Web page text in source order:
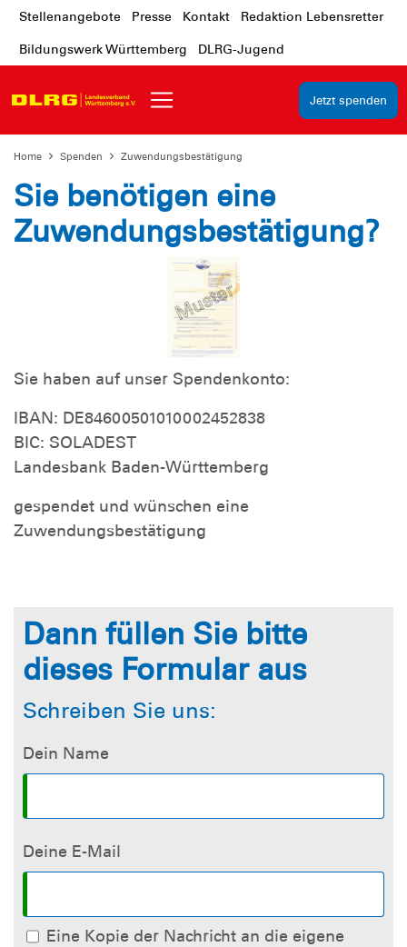
Stellenangebote Presse Kontakt Redaktion Lebensretter
Bildungswerk Württemberg DLRG-Jugend
Jetzt spenden
Home Spenden Zuwendungsbestätigung
Sie benötigen eine
Zuwendungsbestätigung?
Sie haben auf unser Spendenkonto:
IBAN: DE84600501010002452838
BIC: SOLADEST
Landesbank Baden-Württemberg
gespendet und wünschen eine
Zuwendungsbestätigung
Dann füllen Sie bitte
dieses Formular aus
Schreiben Sie uns:
Dein Name
Deine E-Mail
Eine Kopie der Nachricht an die eigene